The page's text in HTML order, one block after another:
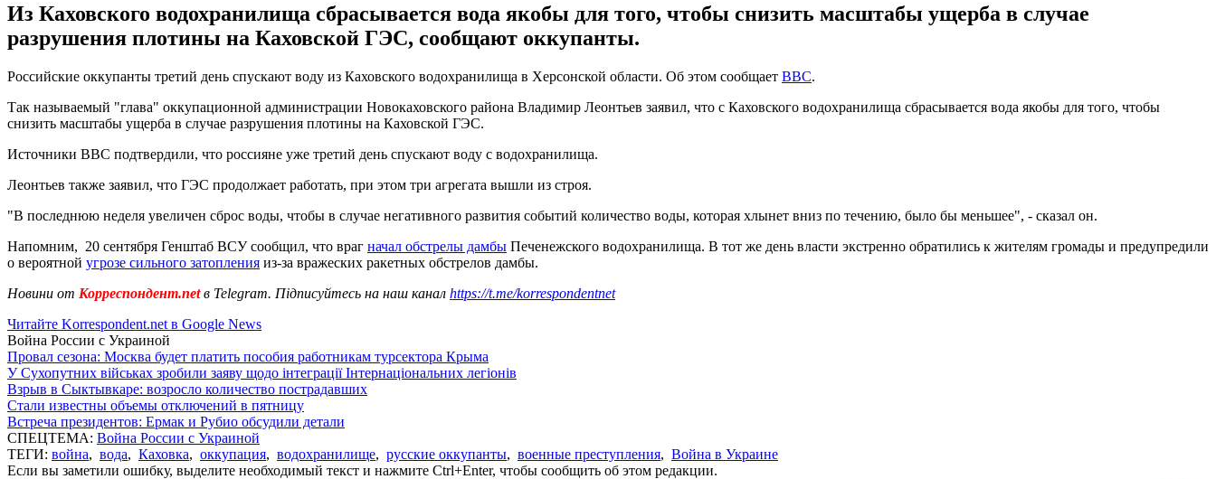
Из Каховского водохранилища сбрасывается вода якобы для того, чтобы снизить масштабы ущерба в случае
разрушения плотины на Каховской ГЭС, сообщают оккупанты.
Российские оккупанты третий день спускают воду из Каховского водохранилища в Херсонской области. Об этом сообщает BBC.
Так называемый "глава" оккупационной администрации Новокаховского района Владимир Леонтьев заявил, что с Каховского водохранилища сбрасывается вода якобы для того, чтобы
снизить масштабы ущерба в случае разрушения плотины на Каховской ГЭС.
Источники BBC подтвердили, что россияне уже третий день спускают воду с водохранилища.
Леонтьев также заявил, что ГЭС продолжает работать, при этом три агрегата вышли из строя.
"В последнюю неделя увеличен сброс воды, чтобы в случае негативного развития событий количество воды, которая хлынет вниз по течению, было бы меньшее", - сказал он.
Напомним, 20 сентября Генштаб ВСУ сообщил, что враг начал обстрелы дамбы Печенежского водохранилища. В тот же день власти экстренно обратились к жителям громады и предупредили
о вероятной угрозе сильного затопления из-за вражеских ракетных обстрелов дамбы.
Новини от Корреспондент.netв Telegram. Підписуйтесь на наш канал https://t.me/korrespondentnet
Читайте Korrespondent.net в Google News
Война России с Украиной
Провал сезона: Москва будет платить пособия работникам турсектора Крыма
У Сухопутних військах зробили заяву щодо інтеграції Інтернаціональних легіонів
Взрыв в Сыктывкаре: возросло количество пострадавших
Стали известны объемы отключений в пятницу
Встреча президентов: Ермак и Рубио обсудили детали
СПЕЦТЕМА: Война России с Украиной
ТЕГИ: война, вода, Каховка, оккупация, водохранилище, русские оккупанты, военные преступления, Война в Украине
Если вы заметили ошибку, выделите необходимый текст и нажмите Ctrl+Enter, чтобы сообщить об этом редакции.